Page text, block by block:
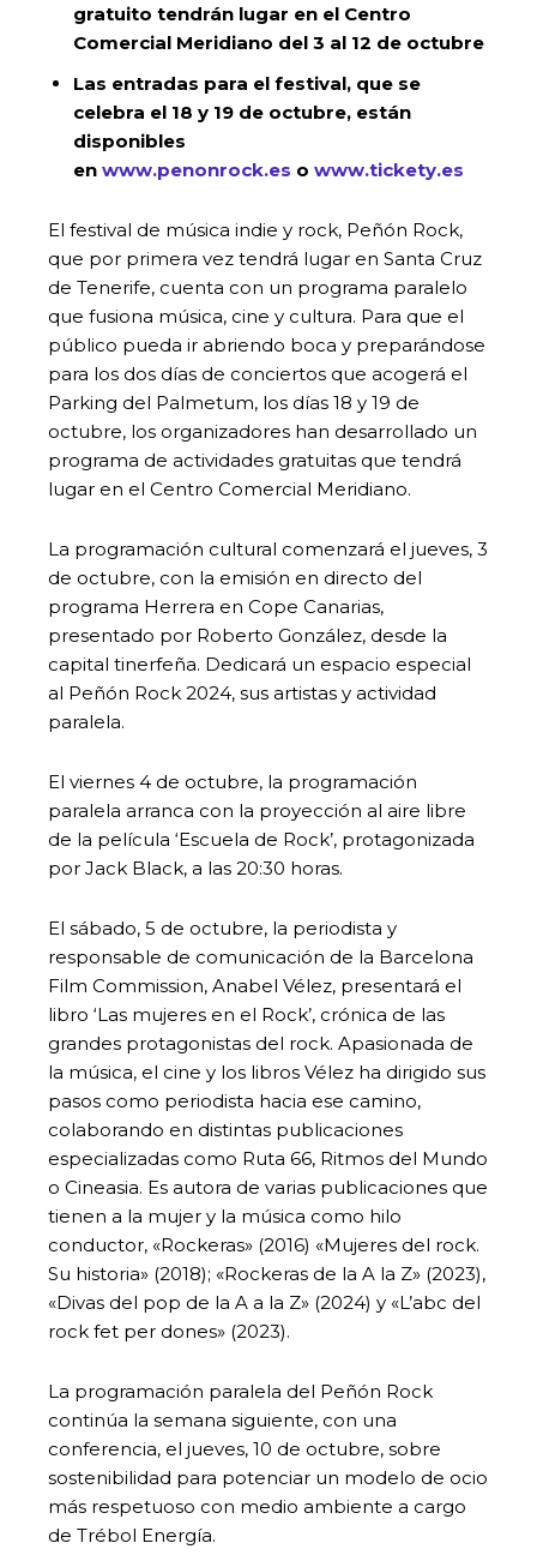
gratuito tendrán lugar en el Centro
Comercial Meridiano del 3 al 12 de octubre
Las entradas para el festival, que se
celebra el 18 y 19 de octubre, están
disponibles
en www.penonrock.es o www.tickety.es
El festival de música indie y rock, Peñón Rock,
que por primera vez tendrá lugar en Santa Cruz
de Tenerife, cuenta con un programa paralelo
que fusiona música, cine y cultura. Para que el
público pueda ir abriendo boca y preparándose
para los dos días de conciertos que acogerá el
Parking del Palmetum, los días 18 y 19 de
octubre, los organizadores han desarrollado un
programa de actividades gratuitas que tendrá
lugar en el Centro Comercial Meridiano.
La programación cultural comenzará el jueves, 3
de octubre, con la emisión en directo del
programa Herrera en Cope Canarias,
presentado por Roberto González, desde la
capital tinerfeña. Dedicará un espacio especial
al Peñón Rock 2024, sus artistas y actividad
paralela.
El viernes 4 de octubre, la programación
paralela arranca con la proyección al aire libre
de la película ‘Escuela de Rock’, protagonizada
por Jack Black, a las 20:30 horas.
El sábado, 5 de octubre, la periodista y
responsable de comunicación de la Barcelona
Film Commission, Anabel Vélez, presentará el
libro ‘Las mujeres en el Rock’, crónica de las
grandes protagonistas del rock. Apasionada de
la música, el cine y los libros Vélez ha dirigido sus
pasos como periodista hacia ese camino,
colaborando en distintas publicaciones
especializadas como Ruta 66, Ritmos del Mundo
o Cineasia. Es autora de varias publicaciones que
tienen a la mujer y la música como hilo
conductor, «Rockeras» (2016) «Mujeres del rock.
Su historia» (2018); «Rockeras de la A la Z» (2023),
«Divas del pop de la A a la Z» (2024) y «L’abc del
rock fet per dones» (2023).
La programación paralela del Peñón Rock
continúa la semana siguiente, con una
conferencia, el jueves, 10 de octubre, sobre
sostenibilidad para potenciar un modelo de ocio
más respetuoso con medio ambiente a cargo
de Trébol Energía.